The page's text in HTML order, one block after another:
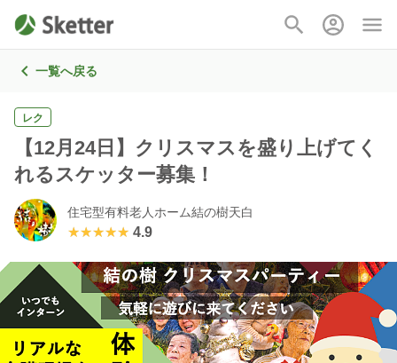
一覧へ戻る
レク
【12月24日】クリスマスを盛り上げてく
れるスケッター募集！
住宅型有料老人ホーム結の樹天白
★★★★★
★★★★★ 4.9